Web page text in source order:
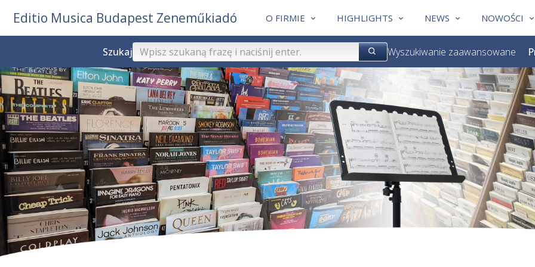
O FIRMIE HIGHLIGHTS NEWS NOWOŚCI
Editio Musica Budapest Zeneműkiadó
Szukaj Wyszukiwanie zaawansowane